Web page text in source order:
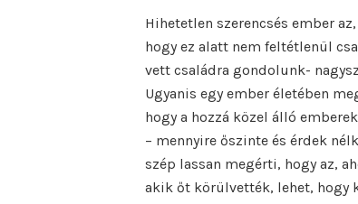
Hihetetlen szerencsés ember
hogy ez alatt nem feltétlenül
vett családra gondolunk-
Ugyanis egy ember életében
hogy a hozzá közel álló
– mennyire őszinte és érdek
szép lassan megérti, hogy az,
akik őt körülvették, lehet, hogy